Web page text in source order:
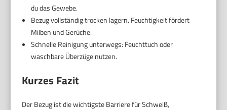
du das Gewebe.
Bezug vollständig trocken lagern. Feuchtigkeit fördert
Milben und Gerüche.
Schnelle Reinigung unterwegs: Feuchttuch oder
waschbare Überzüge nutzen.
Kurzes Fazit
Der Bezug ist die wichtigste Barriere für Schweiß,